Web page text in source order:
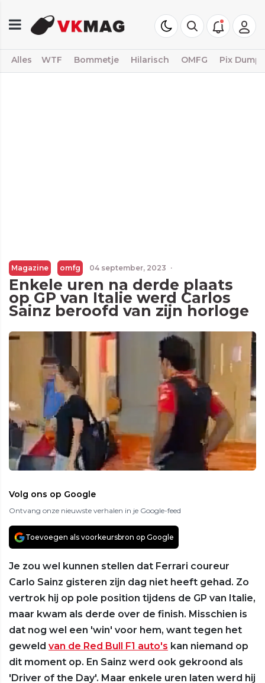
Alles WTF Bommetje Hilarisch OMFG Pix Dump
Magazine omfg 04 september, 2023 ·
Enkele uren na derde plaats
op GP van Italie werd Carlos
Sainz beroofd van zijn horloge
Volg ons op Google
Ontvang onze nieuwste verhalen in je Google-feed
Toevoegen als voorkeursbron op Google
Je zou wel kunnen stellen dat Ferrari coureur
Carlo Sainz gisteren zijn dag niet heeft gehad. Zo
vertrok hij op pole position tijdens de GP van Italie,
maar kwam als derde over de finish. Misschien is
dat nog wel een 'win' voor hem, want tegen het
geweld van de Red Bull F1 auto's kan niemand op
dit moment op. En Sainz werd ook gekroond als
'Driver of the Day'. Maar enkele uren laten werd hij